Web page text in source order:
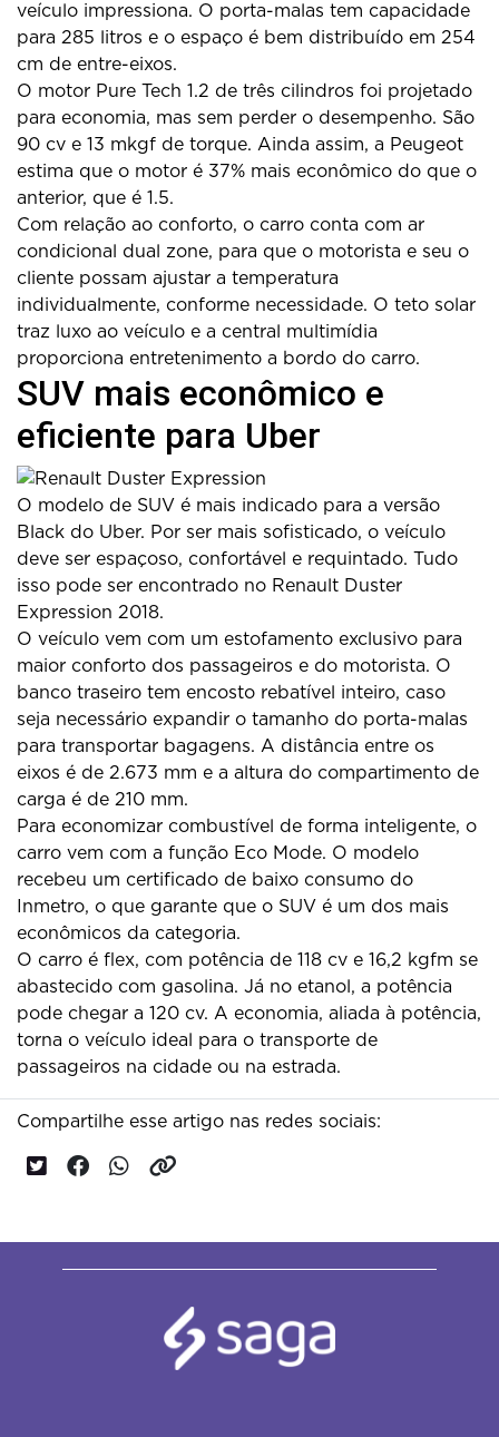
veículo impressiona. O porta-malas tem capacidade
para 285 litros e o espaço é bem distribuído em 254
cm de entre-eixos.
O motor Pure Tech 1.2 de três cilindros foi projetado
para economia, mas sem perder o desempenho. São
90 cv e 13 mkgf de torque. Ainda assim, a Peugeot
estima que o motor é 37% mais econômico do que o
anterior, que é 1.5.
Com relação ao conforto, o carro conta com ar
condicional dual zone, para que o motorista e seu o
cliente possam ajustar a temperatura
individualmente, conforme necessidade. O teto solar
traz luxo ao veículo e a central multimídia
proporciona entretenimento a bordo do carro.
SUV mais econômico e
eficiente para Uber
O modelo de SUV é mais indicado para a versão
Black do Uber. Por ser mais sofisticado, o veículo
deve ser espaçoso, confortável e requintado. Tudo
isso pode ser encontrado no Renault Duster
Expression 2018.
O veículo vem com um estofamento exclusivo para
maior conforto dos passageiros e do motorista. O
banco traseiro tem encosto rebatível inteiro, caso
seja necessário expandir o tamanho do porta-malas
para transportar bagagens. A distância entre os
eixos é de 2.673 mm e a altura do compartimento de
carga é de 210 mm.
Para economizar combustível de forma inteligente, o
carro vem com a função Eco Mode. O modelo
recebeu um certificado de baixo consumo do
Inmetro, o que garante que o SUV é um dos mais
econômicos da categoria.
O carro é flex, com potência de 118 cv e 16,2 kgfm se
abastecido com gasolina. Já no etanol, a potência
pode chegar a 120 cv. A economia, aliada à potência,
torna o veículo ideal para o transporte de
passageiros na cidade ou na estrada.
Compartilhe esse artigo nas redes sociais: